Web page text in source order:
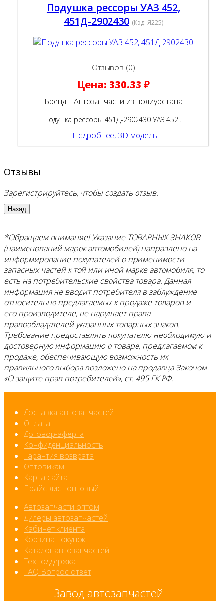
Подушка рессоры УАЗ 452,
451Д-2902430 (Код: Я225)
Отзывов (0)
Цена: 330.33 ₽
Бренд: Автозапчасти из полиуретана
Подушка рессоры 451Д-2902430 УАЗ 452...
Подробнее, 3D модель
Отзывы
Зарегистрируйтесь, чтобы создать отзыв.
*Обращаем внимание! Указание ТОВАРНЫХ ЗНАКОВ
(наименований марок автомобилей) направлено на
информирование покупателей о применимости
запасных частей к той или иной марке автомобиля, то
есть на потребительские свойства товара. Данная
информация не вводит потребителя в заблуждение
относительно предлагаемых к продаже товаров и
его производителе, не нарушает права
правообладателей указанных товарных знаков.
Требование предоставлять покупателю необходимую и
достоверную информацию о товаре, предлагаемом к
продаже, обеспечивающую возможность их
правильного выбора возложено на продавца Законом
«О защите прав потребителей», ст. 495 ГК РФ.
Доставка автозапчастей
Оплата
Договор-аферта
Конфиденциальность
Гарантия возврата
Оптовикам
Карта сайта
Прайс-лист оптовый
Автозапчасти оптом
Дилеры автозапчастей
Кабинет клиента
Корзина покупок
Каталог автозапчастей
Техподдержка
FAQ Вопрос ответ
Завод автозапчастей